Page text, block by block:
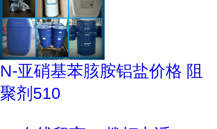
N-亚硝基苯胲胺铝盐价格 阻
聚剂510